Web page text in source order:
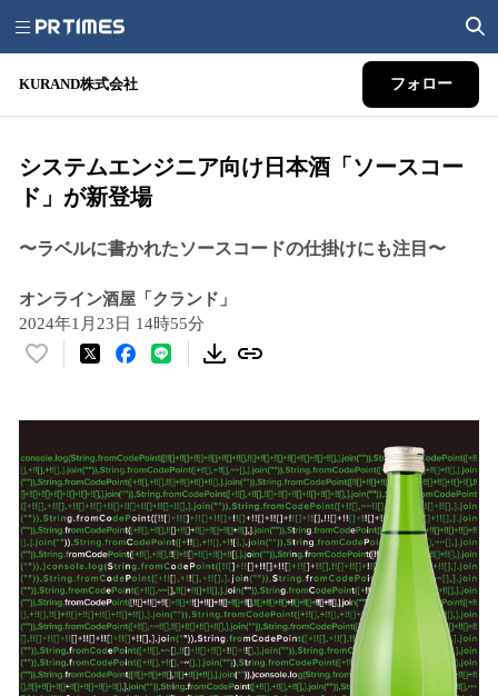
KURAND株式会社 フォロー
システムエンジニア向け日本酒「ソースコー
ド」が新登場
〜ラベルに書かれたソースコードの仕掛けにも注目〜
オンライン酒屋「クランド」
2024年1月23日 14時55分
い
数
を
読
み
込
み
中
で
す